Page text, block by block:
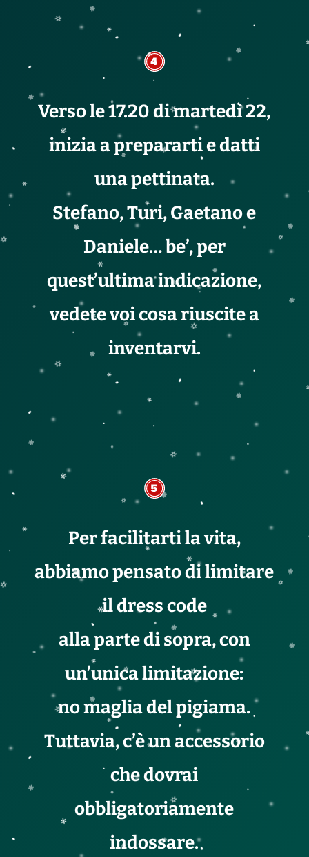
Verso le 17.20 di martedì 22,
inizia a prepararti e datti
una pettinata.
Stefano, Turi, Gaetano e
Daniele… be’, per
quest’ultima indicazione,
vedete voi cosa riuscite a
inventarvi.
Per facilitarti la vita,
abbiamo pensato di limitare
il dress code
alla parte di sopra, con
un’unica limitazione:
no maglia del pigiama.
Tuttavia, c’è un accessorio
che dovrai
obbligatoriamente
indossare.